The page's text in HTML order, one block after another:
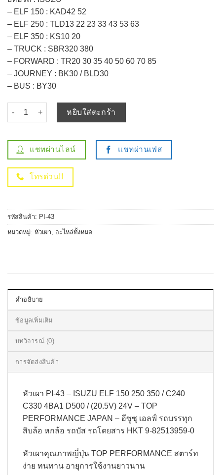
– ELF 150 : KAD42 52
– ELF 250 : TLD13 22 23 33 43 53 63
– ELF 350 : KS10 20
– TRUCK : SBR320 380
– FORWARD : TR20 30 35 40 50 60 70 85
– JOURNEY : BK30 / BLD30
– BUS : BY30
จำนวน หัวเผา ISUZU ELF 150 250 350 / C240 C330 4BA1 D500 /
หยิบใส่ตะกร้า
แชทผ่านไลน์ แชทผ่านเฟส
โทรด่วน!!
รหัสสินค้า: PI-43
หมวดหมู่: หัวเผา, อะไหล่ทั้งหมด
คำอธิบาย
ข้อมูลเพิ่มเติม
บทวิจารณ์ (0)
การจัดส่งสินค้า
หัวเผา PI-43 – ISUZU ELF 150 250 350 / C240
C330 4BA1 D500 / (20.5V) 24V – TOP
PERFORMANCE JAPAN – อีซูซุ เอลฟ์ รถบรรทุก
สิบล้อ หกล้อ รถบัส รถโดยสาร HKT 9-82513959-0
หัวเผาคุณภาพญี่ปุ่น TOP PERFORMANCE สตาร์ท
ง่าย ทนทาน อายุการใช้งานยาวนาน